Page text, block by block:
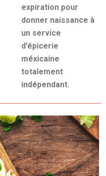
expiration pour
donner naissance à
un service
d’épicerie
méxicaine
totalement
indépendant.